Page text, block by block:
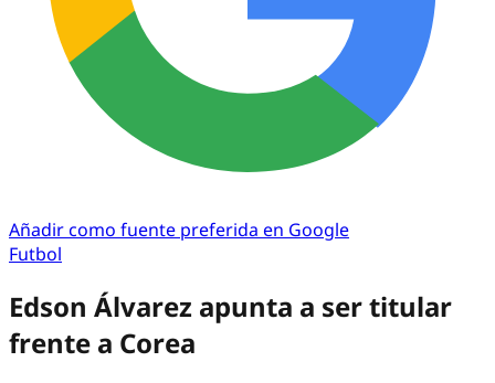
Añadir como fuente preferida en Google
Futbol
Edson Álvarez apunta a ser titular
frente a Corea